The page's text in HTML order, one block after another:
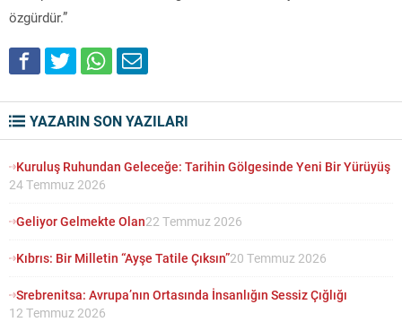
özgürdür.”
YAZARIN SON YAZILARI
Kuruluş Ruhundan Geleceğe: Tarihin Gölgesinde Yeni Bir Yürüyüş
24 Temmuz 2026
Geliyor Gelmekte Olan22 Temmuz 2026
Kıbrıs: Bir Milletin “Ayşe Tatile Çıksın”20 Temmuz 2026
Srebrenitsa: Avrupa’nın Ortasında İnsanlığın Sessiz Çığlığı
12 Temmuz 2026